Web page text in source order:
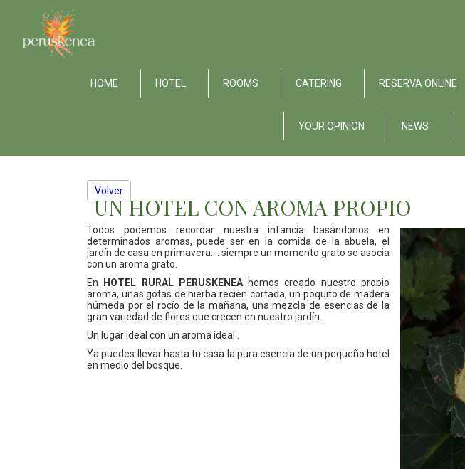
HOME HOTEL ROOMS CATERING RESERVA ONLINE
YOUR OPINION NEWS
Volver
UN HOTEL CON AROMA PROPIO
Todos podemos recordar nuestra infancia basándonos en
determinados aromas, puede ser en la comida de la abuela, el
jardín de casa en primavera.... siempre un momento grato se asocia
con un aroma grato.
En
HOTEL RURAL PERUSKENEAhemos creado nuestro propio
aroma, unas gotas de hierba recién cortada, un poquito de madera
húmeda por el rocío de la mañana, una mezcla de esencias de la
gran variedad de flores que crecen en nuestro jardín.
Un lugar ideal con un aroma ideal .
Ya puedes llevar hasta tu casa la pura esencia de un pequeño hotel
en medio del bosque.